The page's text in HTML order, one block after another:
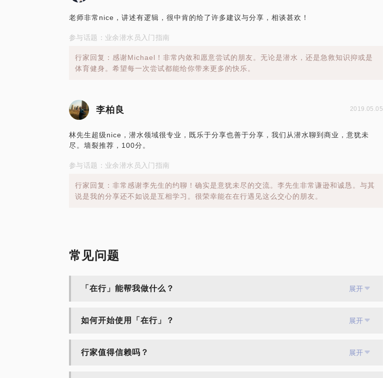
老师非常nice，讲述有逻辑，很中肯的给了许多建议与分享，相谈甚欢！
参与话题：业余潜水员入门指南
行家回复：感谢Michael！非常内敛和愿意尝试的朋友。无论是潜水，还是急救知识抑或是
体育健身。希望每一次尝试都能给你带来更多的快乐。
李柏良 2019.05.05
林先生超级nice，潜水领域很专业，既乐于分享也善于分享，我们从潜水聊到商业，意犹未
尽。墙裂推荐，100分。
参与话题：业余潜水员入门指南
行家回复：非常感谢李先生的约聊！确实是意犹未尽的交流。李先生非常谦逊和诚恳。与其
说是我的分享还不如说是互相学习。很荣幸能在在行遇见这么交心的朋友。
常见问题
「在行」能帮我做什么？ 展开
如何开始使用「在行」？ 展开
行家值得信赖吗？ 展开